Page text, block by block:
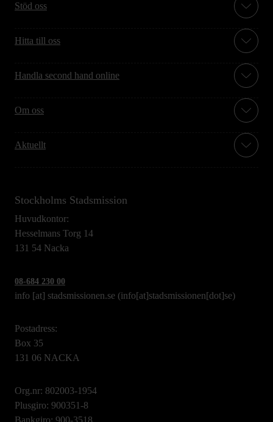
Stöd oss
Hitta till oss
Handla second hand online
Om oss
Aktuellt
Stockholms Stadsmission
Huvudkontor:
Hesselmans Torg 14
131 54 Nacka
08-684 230 00
info [at] stadsmissionen.se (info[at]stadsmissionen[dot]se)
Postadress:
Box 35
131 06 NACKA
Org.nr: 802003-1954
Plusgiro: 900351-8
Bankgiro: 900-3518